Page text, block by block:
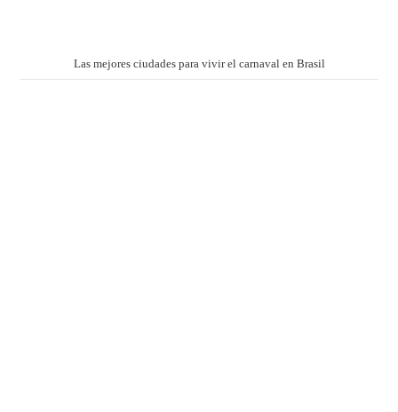
Las mejores ciudades para vivir el carnaval en Brasil